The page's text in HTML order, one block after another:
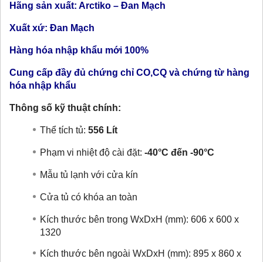
Hãng sản xuất: Arctiko – Đan Mạch
Xuất xứ: Đan Mạch
Hàng hóa nhập khẩu mới 100%
Cung cấp đầy đủ chứng chỉ CO,CQ và chứng từ hàng
hóa nhập khẩu
Thông số kỹ thuật chính:
Thể tích tủ: 556 Lít
Phạm vi nhiệt độ cài đặt: -40°C đến -90°C
Mẫu tủ lạnh với cửa kín
Cửa tủ có khóa an toàn
Kích thước bên trong WxDxH (mm): 606 x 600 x
1320
Kích thước bên ngoài WxDxH (mm): 895 x 860 x